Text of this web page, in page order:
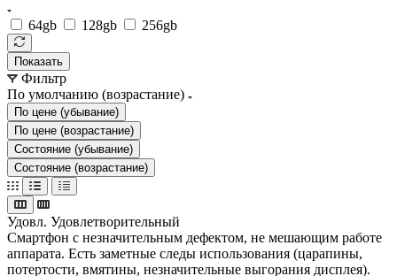
64gb 128gb 256gb
Показать
Фильтр
По умолчанию (возрастание)
По цене (убывание)
По цене (возрастание)
Состояние (убывание)
Состояние (возрастание)
Удовл. Удовлетворительный
Смартфон с незначительным дефектом, не мешающим работе
аппарата. Есть заметные следы использования (царапины,
потертости, вмятины, незначительные выгорания дисплея).